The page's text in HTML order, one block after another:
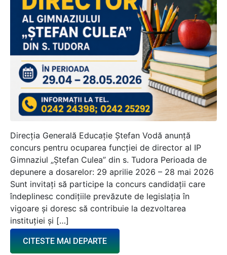
Direcția Generală Educație Ștefan Vodă anunță
concurs pentru ocuparea funcției de director al IP
Gimnaziul „Ștefan Culea” din s. Tudora Perioada de
depunere a dosarelor: 29 aprilie 2026 – 28 mai 2026
Sunt invitați să participe la concurs candidații care
îndeplinesc condițiile prevăzute de legislația în
vigoare și doresc să contribuie la dezvoltarea
instituției și […]
CITESTE MAI DEPARTE